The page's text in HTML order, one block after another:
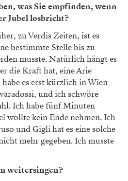
was Sie empfinden, wenn
Jubel losbricht?
zu Verdis Zeiten, ist es
bestimmte Stelle bis zu
musste. Natürlich hängt es
die Kraft hat, eine Arie
es erst kürzlich in Wien
und ich schwöre
Ich habe fünf Minuten
wollte kein Ende nehmen. Ich
und Gigli hat es eine solche
mehr gegeben. Ich musste
weitersingen?